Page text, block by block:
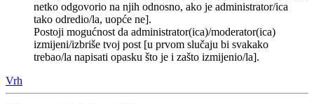
netko odgovorio na njih odnosno, ako je administrator/ica
tako odredio/la, uopće ne].
Postoji mogućnost da administrator(ica)/moderator(ica)
izmijeni/izbriše tvoj post [u prvom slučaju bi svakako
trebao/la napisati opasku što je i zašto izmijenio/la].
Vrh